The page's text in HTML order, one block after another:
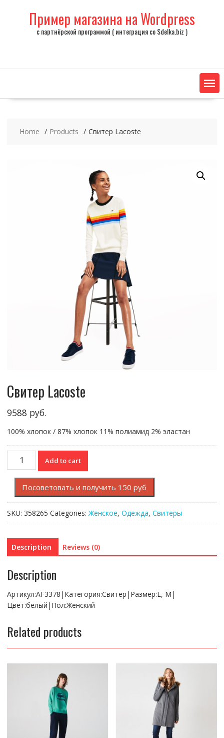
Пример магазина на Wordpress
с партнёрской программой ( интеграция со Sdelka.biz )
Home Products Свитер Lacoste
Свитер Lacoste
9588 руб.
100% хлопок / 87% хлопок 11% полиамид 2% эластан
Свитер
Lacoste
quantity
Add to cart
Посоветовать и получить 150 руб
SKU: 358265 Categories:Женское, Одежда, Свитеры
Description Reviews (0)
Description
Артикул:AF3378|Категория:Свитер|Размер:L, M|
Цвет:белый|Пол:Женский
Related products